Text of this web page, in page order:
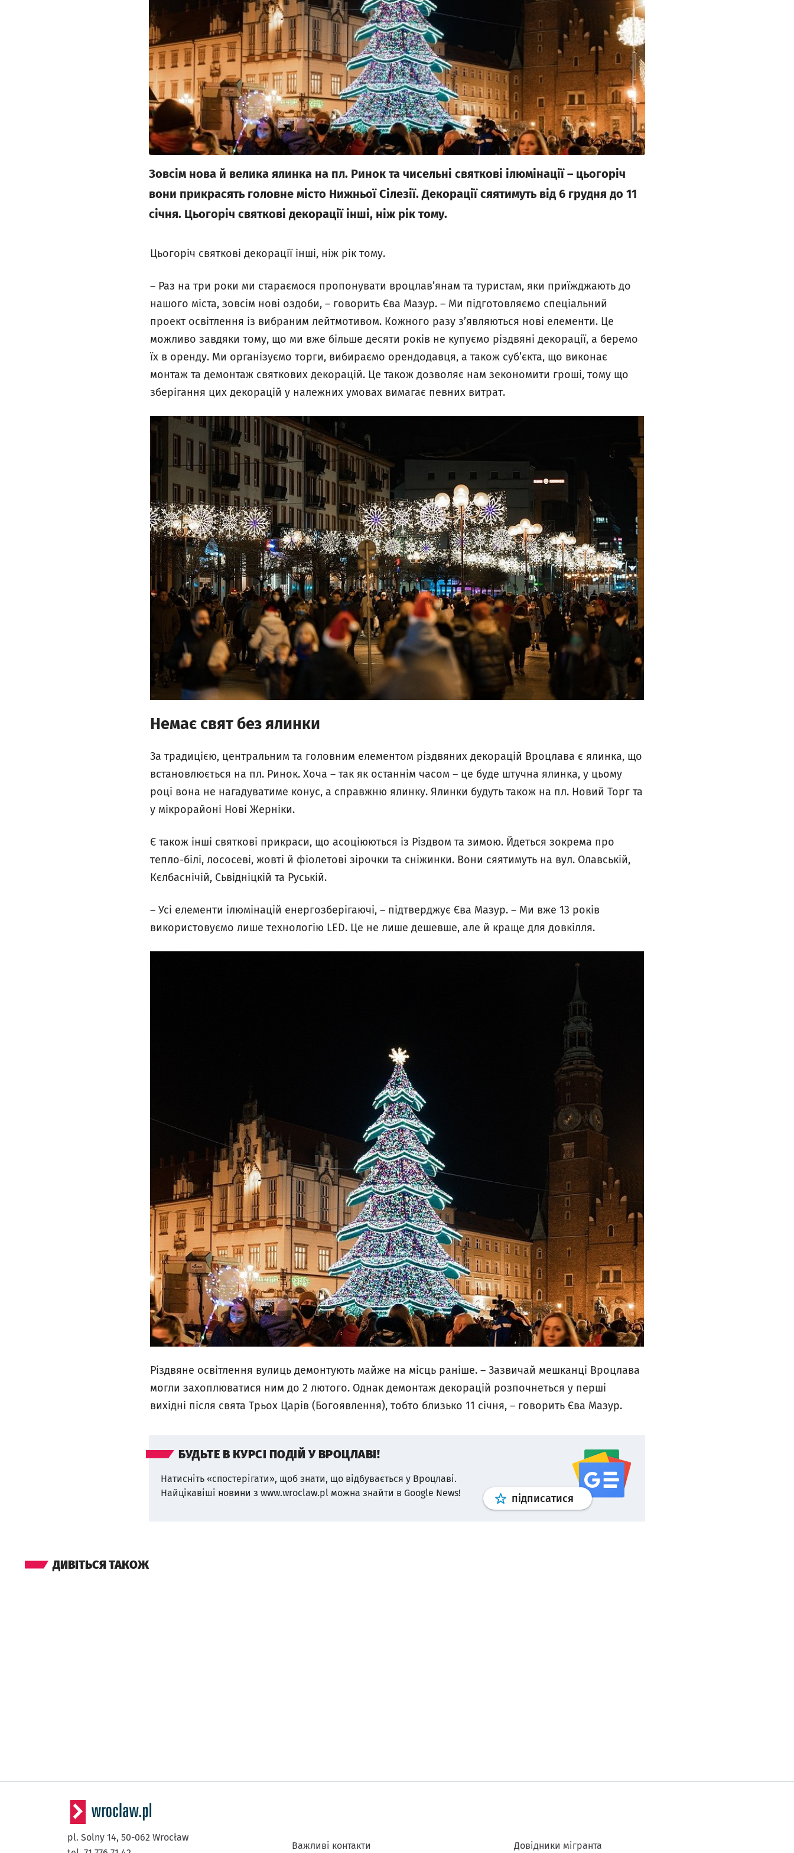
Зовсім нова й велика ялинка на пл. Ринок та чисельні святкові ілюмінації – цьогоріч
вони прикрасять головне місто Нижньої Сілезії. Декорації сяятимуть від 6 грудня до 11
січня. Цьогоріч святкові декорації інші, ніж рік тому.
Цьогоріч святкові декорації інші, ніж рік тому.
– Раз на три роки ми стараємося пропонувати вроцлав’янам та туристам, яки приїжджають до
нашого міста, зовсім нові оздоби, – говорить Єва Мазур. – Ми підготовляємо спеціальний
проект освітлення із вибраним лейтмотивом. Кожного разу з’являються нові елементи. Це
можливо завдяки тому, що ми вже більше десяти років не купуємо різдвяні декорації, а беремо
їх в оренду. Ми організуємо торги, вибираємо орендодавця, а також суб’єкта, що виконає
монтаж та демонтаж святкових декорацій. Це також дозволяє нам зекономити гроші, тому що
зберігання цих декорацій у належних умовах вимагає певних витрат.
Немає свят без ялинки
За традицією, центральним та головним елементом різдвяних декорацій Вроцлава є ялинка, що
встановлюється на пл. Ринок. Хоча – так як останнім часом – це буде штучна ялинка, у цьому
році вона не нагадуватиме конус, а справжню ялинку. Ялинки будуть також на пл. Новий Торг та
у мікрорайоні Нові Жерніки.
Є також інші святкові прикраси, що асоціюються із Різдвом та зимою. Йдеться зокрема про
тепло-білі, лососеві, жовті й фіолетові зірочки та сніжинки. Вони сяятимуть на вул. Олавській,
Кєлбаснічій, Сьвідніцкій та Руській.
– Усі елементи ілюмінацій енергозберігаючі, – підтверджує Єва Мазур. – Ми вже 13 років
використовуємо лише технологію LED. Це не лише дешевше, але й краще для довкілля.
Різдвяне освітлення вулиць демонтують майже на місць раніше. – Зазвичай мешканці Вроцлава
могли захоплюватися ним до 2 лютого. Однак демонтаж декорацій розпочнеться у перші
вихідні після свята Трьох Царів (Богоявлення), тобто близько 11 січня, – говорить Єва Мазур.
БУДЬТЕ В КУРСІ ПОДІЙ У ВРОЦЛАВІ!
Натисніть «спостерігати», щоб знати, що відбувається у Вроцлаві.
Найцікавіші новини з www.wroclaw.pl можна знайти в Google News!
підписатися Профільgoogle news
ДИВІТЬСЯ ТАКОЖ
pl. Solny 14, 50-062 Wrocław
Важливі контакти Довідники мігранта